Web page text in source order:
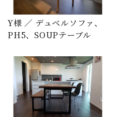
Y様 ／ デュベルソファ、
PH5、SOUPテーブル